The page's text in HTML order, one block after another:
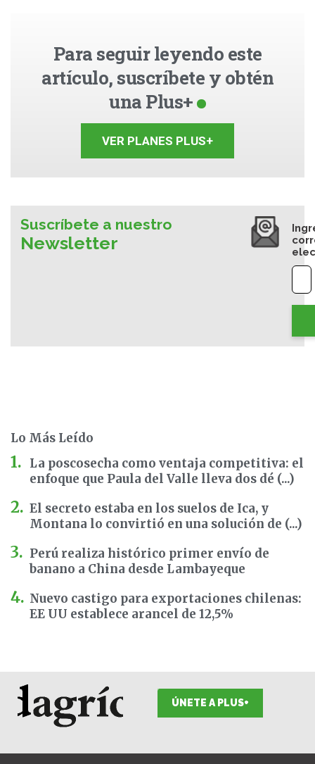
Para seguir leyendo este
artículo, suscríbete y obtén
una Plus+
VER PLANES PLUS+
Suscríbete a nuestro
Newsletter
Lo Más Leído
La poscosecha como ventaja competitiva: el
enfoque que Paula del Valle lleva dos dé (...)
El secreto estaba en los suelos de Ica, y
Montana lo convirtió en una solución de (...)
Perú realiza histórico primer envío de
banano a China desde Lambayeque
Nuevo castigo para exportaciones chilenas:
EE UU establece arancel de 12,5%
ÚNETE A PLUS+
F
I
T
L
Y
S